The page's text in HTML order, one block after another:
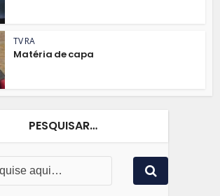
TV RA
Matéria de capa
PESQUISAR…